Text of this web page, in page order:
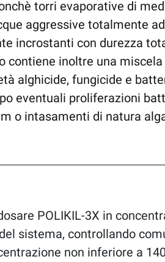
torri evaporative di
aggressive totalmente
incrostanti con durezza
contiene inoltre una
alghicide, fungicide e
eventuali proliferazioni
o intasamenti di natura
POLIKIL-3X in
sistema, controllando
non inferiore a